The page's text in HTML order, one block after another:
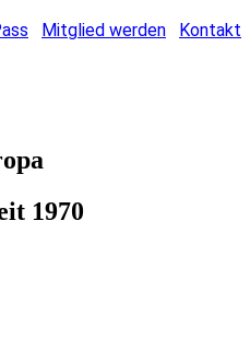
Mitglied werden Kontakt
1970